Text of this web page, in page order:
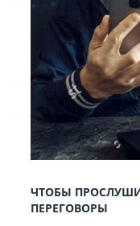
ЧТОБЫ
ПЕРЕГОВОРЫ